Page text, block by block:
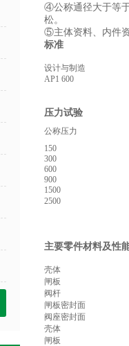
④公称通径大于等于
松。
⑤主体资料、内件
标准
设计与制造
AP1 600
压力试验
公称压力
150
300
600
900
1500
2500
主要零件材料及性
壳体
闸板
阀杆
闸板密封面
阀座密封面
壳体
闸板